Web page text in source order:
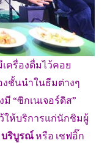
ครื่องดื่มไว้คอย
งชั้นนำในธีมต่างๆ
“ซิกเนเจอร์ดิส”
ว้ให้บริการแก่นักชิมผู้
ริบูรณ์หรือ เชฟอิ๊ก